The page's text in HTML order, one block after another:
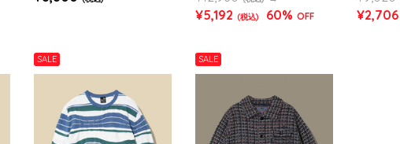
¥5,192 (税込) 60% OFF ¥2,706
SALE SALE